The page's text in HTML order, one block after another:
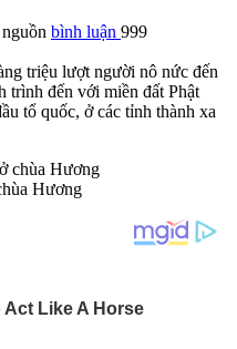
nguồn bình luận 999
triệu lượt người nô nức đến
trình đến với miền đất Phật
tổ quốc, ở các tỉnh thành xa
Hương